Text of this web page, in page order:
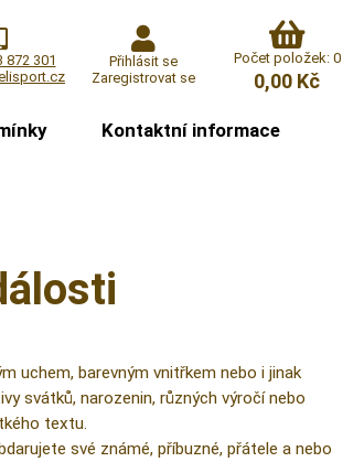
872 301
Přihlásit se
Zaregistrovat se
Počet položek: 0
0,00 Kč
Kontaktní informace
uchem, barevným vnitřkem nebo i jinak
svátků, narozenin, různých výročí nebo
textu.
své známé, příbuzné, přátele a nebo